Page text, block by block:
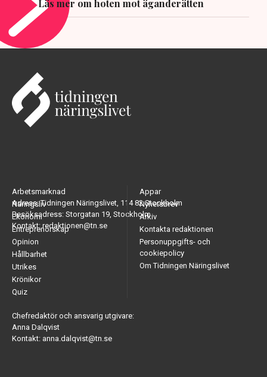
Läs mer om hoten mot äganderätten
Adress: Tidningen Näringslivet, 114 82 Stockholm
Besöksadress: Storgatan 19, Stockholm
Kontakt: redaktionen@tn.se
Arbetsmarknad
Näringsliv
Ekonomi
Entreprenörskap
Opinion
Hållbarhet
Utrikes
Krönikor
Quiz
Appar
Nyhetsbrev
Arkiv
Kontakta redaktionen
Personuppgifts- och
cookiepolicy
Om Tidningen Näringslivet
Chefredaktör och ansvarig utgivare:
Anna Dalqvist
Kontakt: anna.dalqvist@tn.se